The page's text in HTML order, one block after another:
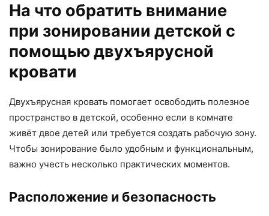
На что обратить внимание
при зонировании детской с
помощью двухъярусной
кровати
Двухъярусная кровать помогает освободить полезное
пространство в детской, особенно если в комнате
живёт двое детей или требуется создать рабочую зону.
Чтобы зонирование было удобным и функциональным,
важно учесть несколько практических моментов.
Расположение и безопасность